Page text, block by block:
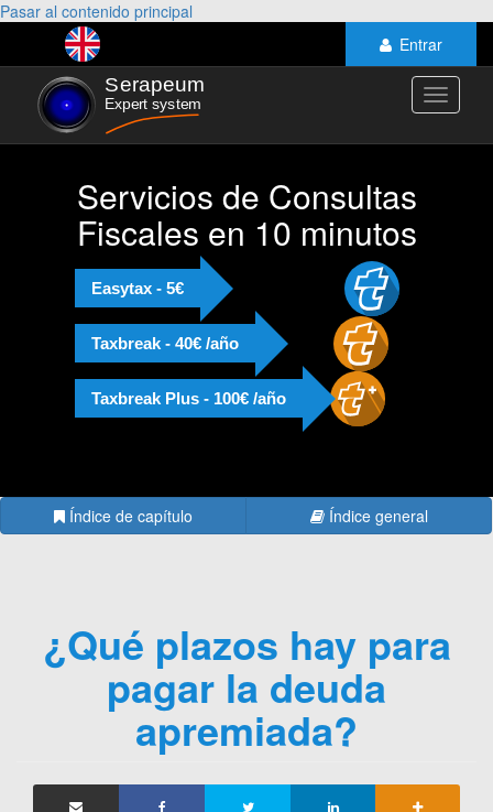
Pasar al contenido principal
Entrar
Toggle
Servicios de Consultas
Fiscales en 10 minutos
Easytax - 5€
Taxbreak - 40€ /año
Taxbreak Plus - 100€ /año
Índice de capítulo Índice general
¿Qué plazos hay para
pagar la deuda
apremiada?